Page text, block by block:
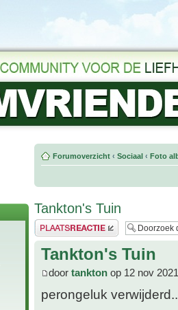
Forumoverzicht ‹ Sociaal ‹ Foto
Tankton's Tuin
Plaats een reactie
Tankton's Tuin
door tankton op 12 nov
perongeluk